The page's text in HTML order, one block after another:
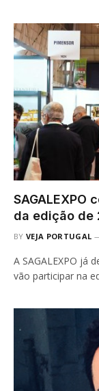
SAGALEXPO
da edição de
BY VEJA PORTUGAL
A SAGALEXPO já
vão participar na